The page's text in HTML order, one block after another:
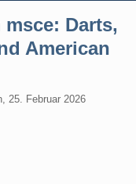
Darts,
American
25. Februar 2026